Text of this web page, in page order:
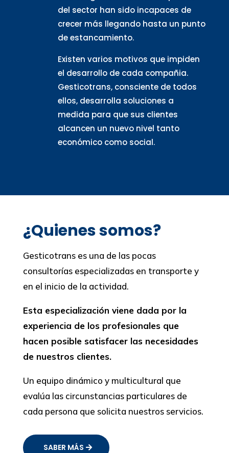
del sector han sido incapaces de
crecer más llegando hasta un punto
de estancamiento.
Existen varios motivos que impiden
el desarrollo de cada compañia.
Gesticotrans, consciente de todos
ellos, desarrolla soluciones a
medida para que sus clientes
alcancen un nuevo nivel tanto
económico como social.
¿Quienes somos?
Gesticotrans es una de las pocas
consultorías especializadas en transporte y
en el inicio de la actividad.
Esta especialización viene dada por la
experiencia de los profesionales que
hacen posible satisfacer las necesidades
de nuestros clientes.
Un equipo dinámico y multicultural que
evalúa las circunstancias particulares de
cada persona que solicita nuestros servicios.
SABER MÁS